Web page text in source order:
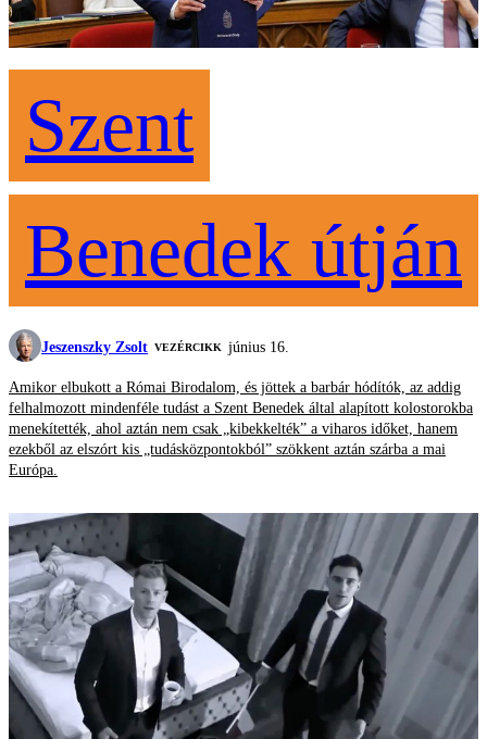
Szent
Benedek útján
Jeszenszky Zsolt VEZÉRCIKK június 16.
Amikor elbukott a Római Birodalom, és jöttek a barbár hódítók, az addig
felhalmozott mindenféle tudást a Szent Benedek által alapított kolostorokba
menekítették, ahol aztán nem csak „kibekkelték” a viharos időket, hanem
ezekből az elszórt kis „tudásközpontokból” szökkent aztán szárba a mai
Európa.